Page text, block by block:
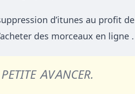
d’itunes au profit
des morceaux en ligne .
AVANCER.